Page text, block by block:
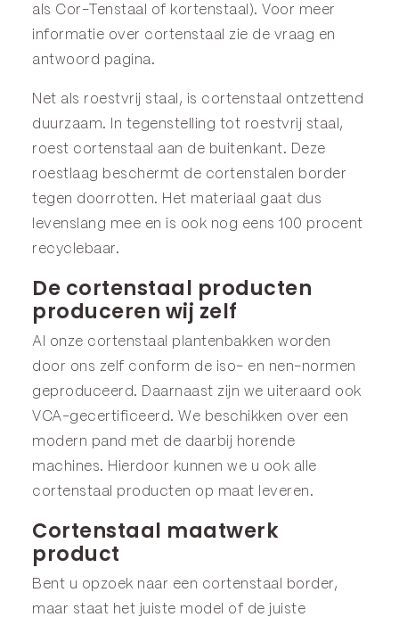
als Cor-Tenstaal of kortenstaal). Voor meer
informatie over cortenstaal zie de vraag en
antwoord pagina.
Net als roestvrij staal, is cortenstaal ontzettend
duurzaam. In tegenstelling tot roestvrij staal,
roest cortenstaal aan de buitenkant. Deze
roestlaag beschermt de cortenstalen border
tegen doorrotten. Het materiaal gaat dus
levenslang mee en is ook nog eens 100 procent
recyclebaar.
De cortenstaal producten
produceren wij zelf
Al onze cortenstaal plantenbakken worden
door ons zelf conform de iso- en nen-normen
geproduceerd. Daarnaast zijn we uiteraard ook
VCA-gecertificeerd. We beschikken over een
modern pand met de daarbij horende
machines. Hierdoor kunnen we u ook alle
cortenstaal producten op maat leveren.
Cortenstaal maatwerk
product
Bent u opzoek naar een cortenstaal border,
maar staat het juiste model of de juiste